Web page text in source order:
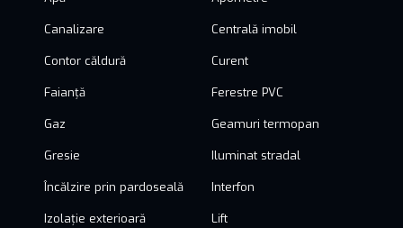
Canalizare Centrală imobil
Contor căldură Curent
Faianță Ferestre PVC
Gaz Geamuri termopan
Gresie Iluminat stradal
Încălzire prin pardoseală Interfon
Izolație exterioară Lift